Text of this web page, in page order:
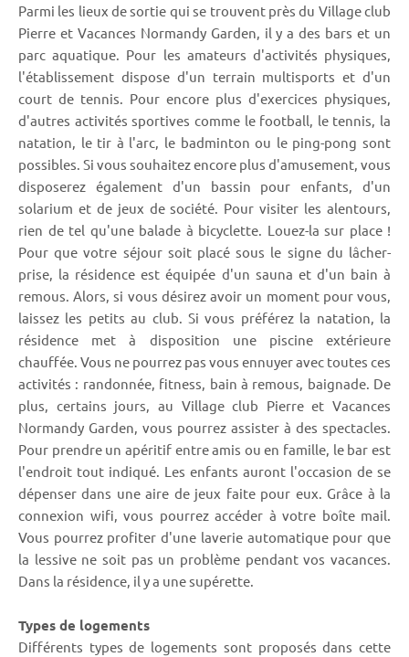
Parmi les lieux de sortie qui se trouvent près du Village club
Pierre et Vacances Normandy Garden, il y a des bars et un
parc aquatique. Pour les amateurs d'activités physiques,
l'établissement dispose d'un terrain multisports et d'un
court de tennis. Pour encore plus d'exercices physiques,
d'autres activités sportives comme le football, le tennis, la
natation, le tir à l'arc, le badminton ou le ping-pong sont
possibles. Si vous souhaitez encore plus d'amusement, vous
disposerez également d'un bassin pour enfants, d'un
solarium et de jeux de société. Pour visiter les alentours,
rien de tel qu'une balade à bicyclette. Louez-la sur place !
Pour que votre séjour soit placé sous le signe du lâcher-
prise, la résidence est équipée d'un sauna et d'un bain à
remous. Alors, si vous désirez avoir un moment pour vous,
laissez les petits au club. Si vous préférez la natation, la
résidence met à disposition une piscine extérieure
chauffée. Vous ne pourrez pas vous ennuyer avec toutes ces
activités : randonnée, fitness, bain à remous, baignade. De
plus, certains jours, au Village club Pierre et Vacances
Normandy Garden, vous pourrez assister à des spectacles.
Pour prendre un apéritif entre amis ou en famille, le bar est
l'endroit tout indiqué. Les enfants auront l'occasion de se
dépenser dans une aire de jeux faite pour eux. Grâce à la
connexion wifi, vous pourrez accéder à votre boîte mail.
Vous pourrez profiter d'une laverie automatique pour que
la lessive ne soit pas un problème pendant vos vacances.
Dans la résidence, il y a une supérette.
Types de logements
Différents types de logements sont proposés dans cette